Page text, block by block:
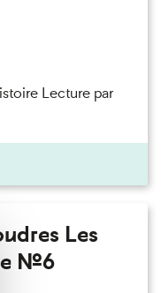
Lecture par
Les
n°6
le